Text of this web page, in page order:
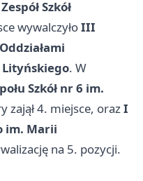
Zespół Szkół
wywalczyłoIII
. W
Szkół nr 6 im.
zajął 4. miejsce, orazI
im. Marii
na 5. pozycji.